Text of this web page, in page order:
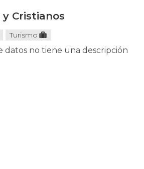
y Cristianos
Turismo
datos no tiene una descripción